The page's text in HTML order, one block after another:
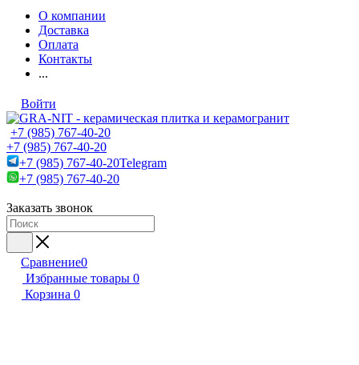
О компании
Доставка
Оплата
Контакты
...
Войти
+7 (985) 767-40-20
+7 (985) 767-40-20
+7 (985) 767-40-20Telegram
+7 (985) 767-40-20
Заказать звонок
Сравнение0
Избранные товары 0
Корзина 0